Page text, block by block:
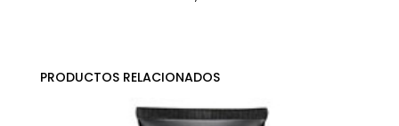
PRODUCTOS RELACIONADOS